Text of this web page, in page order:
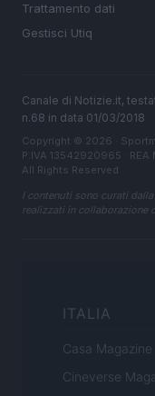
Trattamento dati
Gestisci Utiq
Canale di Notizie.it,
n.68 in data 01/03/2018
Copyright © 2026 ·
P.IVA 13542920965 ·
All Rights Reserved
I contenuti sono curati
realizzati in collaborazione
ITALIA
Casa Magazine
Cineverse